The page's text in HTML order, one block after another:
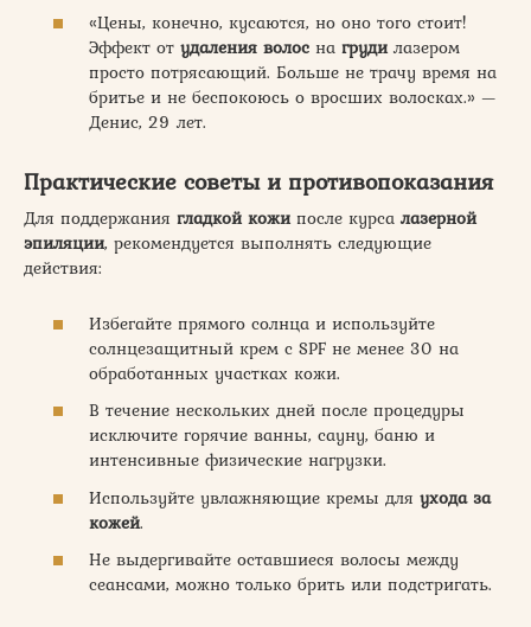
«Цены, конечно, кусаются, но оно того стоит!
Эффект от удаления волос на грудилазером
просто потрясающий. Больше не трачу время на
бритье и не беспокоюсь о вросших волосках.» —
Денис, 29 лет.
Практические советы и противопоказания
Для поддержания гладкой кожипосле курса лазерной
эпиляции, рекомендуется выполнять следующие
действия:
Избегайте прямого солнца и используйте
солнцезащитный крем с SPF не менее 30 на
обработанных участках кожи.
В течение нескольких дней после процедуры
исключите горячие ванны, сауну, баню и
интенсивные физические нагрузки.
Используйте увлажняющие кремы для ухода за
кожей.
Не выдергивайте оставшиеся волосы между
сеансами, можно только брить или подстригать.